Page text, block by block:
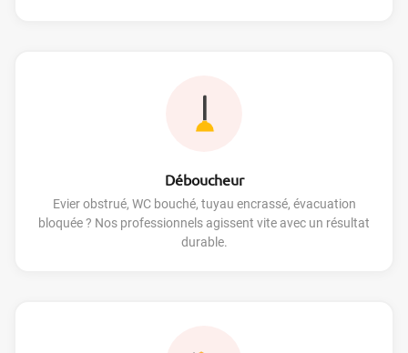
Déboucheur
Evier obstrué, WC bouché, tuyau encrassé, évacuation
bloquée ? Nos professionnels agissent vite avec un résultat
durable.